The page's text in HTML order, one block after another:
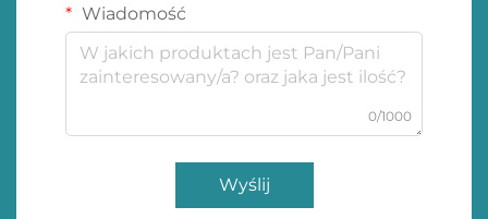
Wiadomość
0/1000
Wyślij